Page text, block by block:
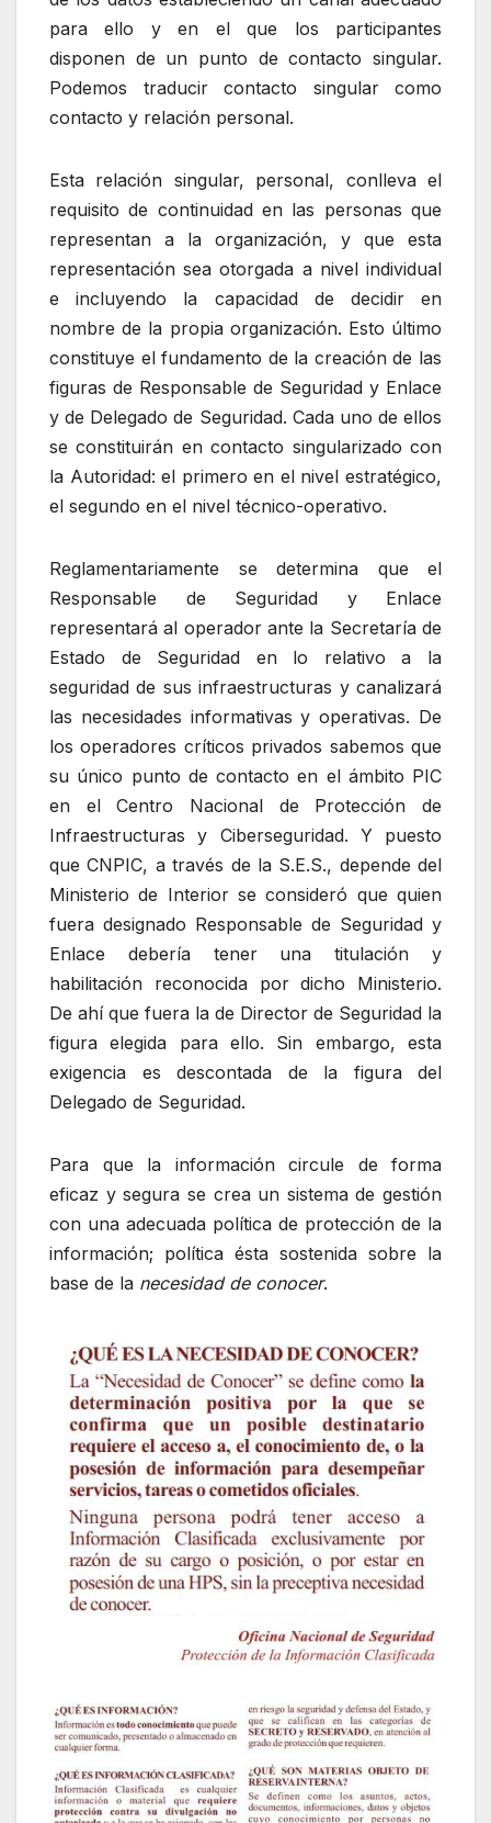
para ello y en el que los participantes
disponen de un punto de contacto singular.
Podemos traducir contacto singular como
contacto y relación personal.
Esta relación singular, personal, conlleva el
requisito de continuidad en las personas que
representan a la organización, y que esta
representación sea otorgada a nivel individual
e incluyendo la capacidad de decidir en
nombre de la propia organización. Esto último
constituye el fundamento de la creación de las
figuras de Responsable de Seguridad y Enlace
y de Delegado de Seguridad. Cada uno de ellos
se constituirán en contacto singularizado con
la Autoridad: el primero en el nivel estratégico,
el segundo en el nivel técnico-operativo.
Reglamentariamente se determina que el
Responsable de Seguridad y Enlace
representará al operador ante la Secretaría de
Estado de Seguridad en lo relativo a la
seguridad de sus infraestructuras y canalizará
las necesidades informativas y operativas. De
los operadores críticos privados sabemos que
su único punto de contacto en el ámbito PIC
en el Centro Nacional de Protección de
Infraestructuras y Ciberseguridad. Y puesto
que CNPIC, a través de la S.E.S., depende del
Ministerio de Interior se consideró que quien
fuera designado Responsable de Seguridad y
Enlace debería tener una titulación y
habilitación reconocida por dicho Ministerio.
De ahí que fuera la de Director de Seguridad la
figura elegida para ello. Sin embargo, esta
exigencia es descontada de la figura del
Delegado de Seguridad.
Para que la información circule de forma
eficaz y segura se crea un sistema de gestión
con una adecuada política de protección de la
información; política ésta sostenida sobre la
base de la necesidad de conocer.